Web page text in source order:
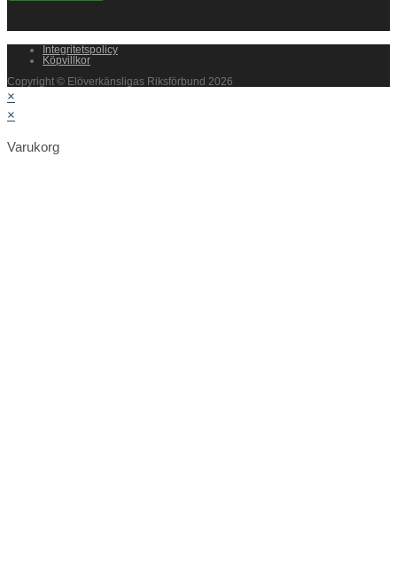
Integritetspolicy
Köpvillkor
Copyright © Elöverkänsligas Riksförbund 2026
×
×
Varukorg